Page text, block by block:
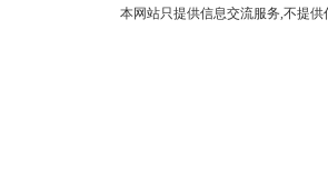
本网站只提供信息交流服务,不提